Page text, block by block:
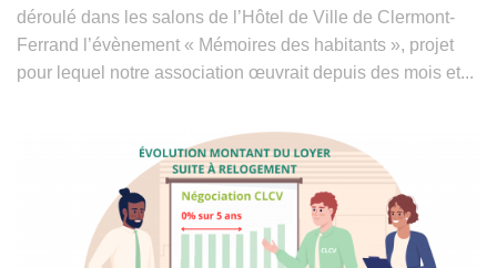
déroulé dans les salons de l’Hôtel de Ville de Clermont-
Ferrand l’évènement « Mémoires des habitants », projet
pour lequel notre association œuvrait depuis des mois et...